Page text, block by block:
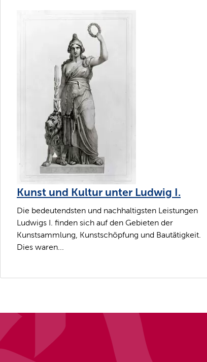
Kunst und Kultur unter Ludwig I.
Die bedeutendsten und nachhaltigsten Leistungen
Ludwigs I. finden sich auf den Gebieten der
Kunstsammlung, Kunstschöpfung und Bautätigkeit.
Dies waren...